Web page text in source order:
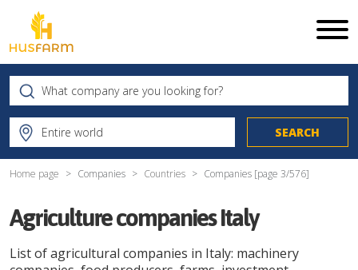
Home page Companies Countries Companies [page 3/576]
Agriculture companies Italy
List of agricultural companies in Italy: machinery